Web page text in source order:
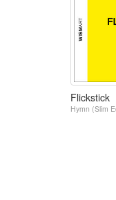
Flickstick
Hymn (Slim